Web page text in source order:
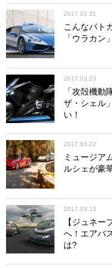
2017.03.31
こんなパト
「ウラカン
2017.03.23
「攻殻機動
ザ・シェル
い！
2017.03.22
ミュージア
ルシェが豪
2017.03.13
【ジュネ
へ！エアバ
は?